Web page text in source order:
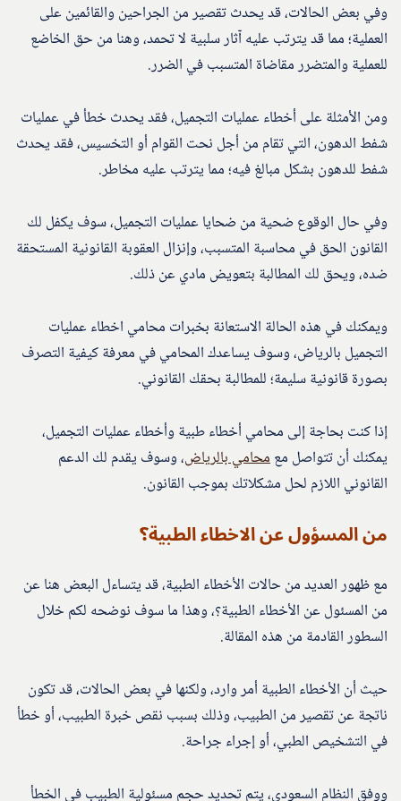
وفي بعض الحالات، قد يحدث تقصير من الجراحين والقائمين على
العملية؛ مما قد يترتب عليه آثار سلبية لا تحمد، وهنا من حق الخاضع
للعملية والمتضرر مقاضاة المتسبب في الضرر.
ومن الأمثلة على أخطاء عمليات التجميل، فقد يحدث خطأ في عمليات
شفط الدهون، التي تقام من أجل نحت القوام أو التخسيس، فقد يحدث
شفط للدهون بشكل مبالغ فيه؛ مما يترتب عليه مخاطر.
وفي حال الوقوع ضحية من ضحايا عمليات التجميل، سوف يكفل لك
القانون الحق في محاسبة المتسبب، وإنزال العقوبة القانونية المستحقة
ضده، ويحق لك المطالبة بتعويض مادي عن ذلك.
ويمكنك في هذه الحالة الاستعانة بخبرات محامي اخطاء عمليات
التجميل بالرياض، وسوف يساعدك المحامي في معرفة كيفية التصرف
بصورة قانونية سليمة؛ للمطالبة بحقك القانوني.
إذا كنت بحاجة إلى محامي أخطاء طبية وأخطاء عمليات التجميل،
يمكنك أن تتواصل معمحامي بالرياض، وسوف يقدم لك الدعم
القانوني اللازم لحل مشكلاتك بموجب القانون.
من المسؤول عن الاخطاء الطبية؟
مع ظهور العديد من حالات الأخطاء الطبية، قد يتساءل البعض هنا عن
من المسئول عن الأخطاء الطبية؟، وهذا ما سوف نوضحه لكم خلال
السطور القادمة من هذه المقالة.
حيث أن الأخطاء الطبية أمر وارد، ولكنها في بعض الحالات، قد تكون
ناتجة عن تقصير من الطبيب، وذلك بسبب نقص خبرة الطبيب، أو خطأ
في التشخيص الطبي، أو إجراء جراحة.
ووفق النظام السعودي، يتم تحديد حجم مسئولية الطبيب في الخطأ